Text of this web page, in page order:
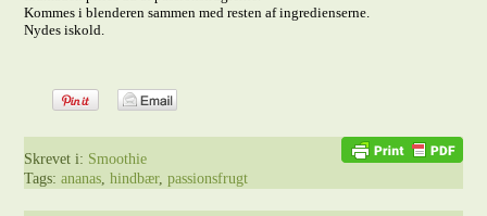
Kommes i blenderen sammen med resten af ingredienserne.
Nydes iskold.
Skrevet i: Smoothie
Tags:ananas,hindbær,passionsfrugt